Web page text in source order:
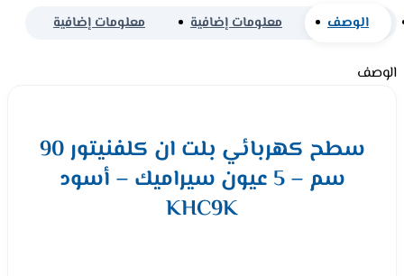
الوصف معلومات إضافية معلومات إضافية
الوصف
سطح كهربائي بلت ان كلفنيتور 90
سم – 5 عيون سيراميك – أسود
KHC9K